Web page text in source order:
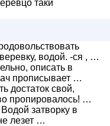
таки
водой. -ся , …
описать в
прописывает …
достаток свой,
пропировалось! …
затворку в
лезет …